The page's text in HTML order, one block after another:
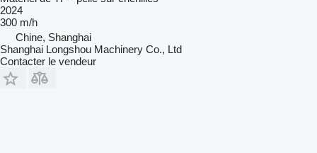
2024
300 m/h
Chine, Shanghai
Shanghai Longshou Machinery Co., Ltd
Contacter le vendeur